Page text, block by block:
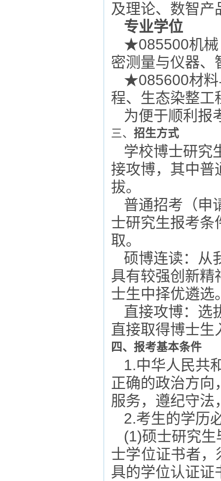
及理论、 数智产
专业学位
★085500机械
密测量与仪器、
★085600材
程、生态染整工
为便于顺利报
三、 招生方式
学校博士研究
接攻博，其中普
拔。
普通招考（申
士研究生报考条
取。
硕博连读：从
具有较强创新精
士生中择优遴选
直接攻博： 选
直接取得博士生
四、报考基本条件
1.中华人民共
正确的政治方向
服务，遵纪守法
2.考生的学历
(1)硕士研究
士学位证书者
具的学位认证证